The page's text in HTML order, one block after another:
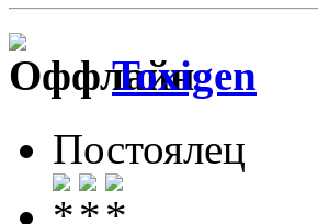
Toxigen
Постоялец